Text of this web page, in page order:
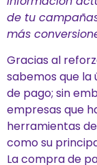
de tu
más
Gracias al
sabemos que la
de pago; sin
empresas que
herramientas
como su
La compra de